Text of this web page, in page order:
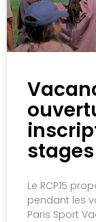
stages
Le RCP15
pendant les
Paris Sport